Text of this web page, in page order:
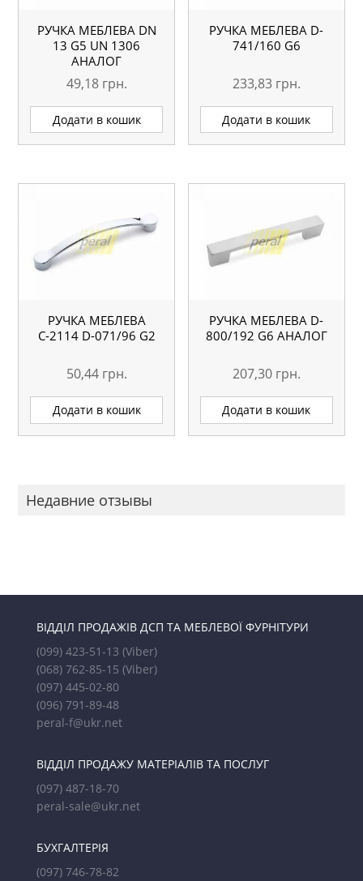
РУЧКА МЕБЛЕВА DN
13 G5 UN 1306
АНАЛОГ
49,18 грн.
Додати в кошик
РУЧКА МЕБЛЕВА D-
741/160 G6
233,83 грн.
Додати в кошик
РУЧКА МЕБЛЕВА
С-2114 D-071/96 G2
50,44 грн.
Додати в кошик
РУЧКА МЕБЛЕВА D-
800/192 G6 АНАЛОГ
207,30 грн.
Додати в кошик
Недавние отзывы
ВІДДІЛ ПРОДАЖІВ ДСП ТА МЕБЛЕВОЇ ФУРНІТУРИ
(099) 423-51-13 (Viber)
(068) 762-85-15 (Viber)
(097) 445-02-80
(096) 791-89-48
peral-f@ukr.net
ВІДДІЛ ПРОДАЖУ МАТЕРІАЛІВ ТА ПОСЛУГ
(097) 487-18-70
peral-sale@ukr.net
БУХГАЛТЕРІЯ
(097) 746-78-82